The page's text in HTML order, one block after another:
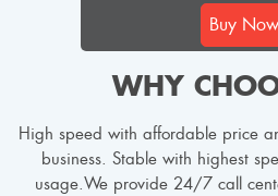
Buy Now
WHY
High speed with affordable price
business. Stable with highest
usage.We provide 24/7 call